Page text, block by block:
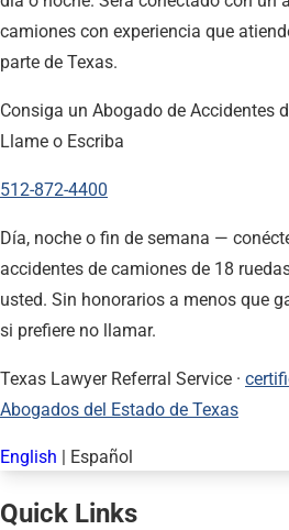
camiones con experiencia que
parte de Texas.
Consiga un Abogado de Accidentes
Llame o Escriba
512-872-4400
Día, noche o fin de semana —
accidentes de camiones de 18
usted. Sin honorarios a menos que
si prefiere no llamar.
Texas Lawyer Referral Service ·
Abogados del Estado de Texas
English | Español
Quick Links